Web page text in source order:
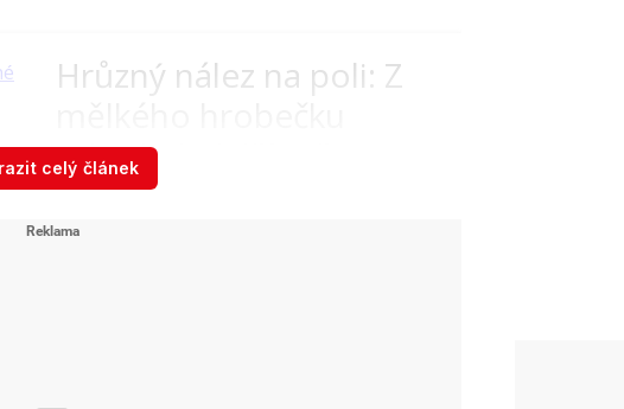
Hrůzný nález na poli: Z
vyhrabali další zaživa
pohřbené dítě
celý článek